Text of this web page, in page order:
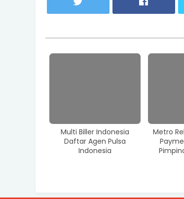
Multi Biller Indonesia
Daftar Agen Pulsa
Indonesia
Metro